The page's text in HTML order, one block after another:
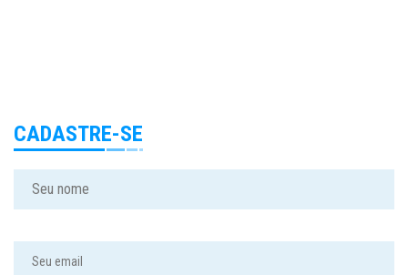
CADASTRE-SE